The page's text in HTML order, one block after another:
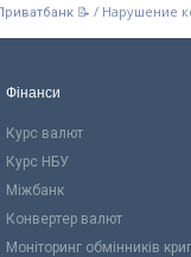
📝 / Нарушение
Фінанси
Курс валют
Курс НБУ
Міжбанк
Конвертер валют
Моніторинг обмінників